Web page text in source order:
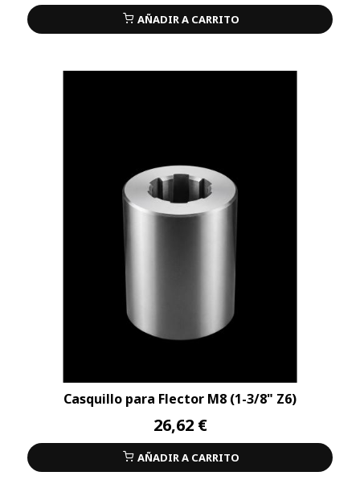
AÑADIR A CARRITO
Casquillo para Flector M8 (1-3/8" Z6)
26,62 €
AÑADIR A CARRITO